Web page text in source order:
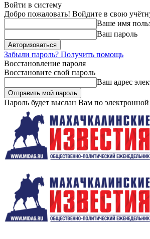
Войти в систему
Добро пожаловать! Войдите в свою
Ваше имя
Ваш пароль
Забыли пароль? Получить помощь
Восстановление пароля
Восстановите свой пароль
Ваш адрес
Пароль будет выслан Вам по электронной